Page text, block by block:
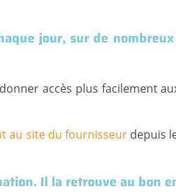
jour, sur de
accès plus facilement
au site du fournisseur depuis
Il la retrouve au bon